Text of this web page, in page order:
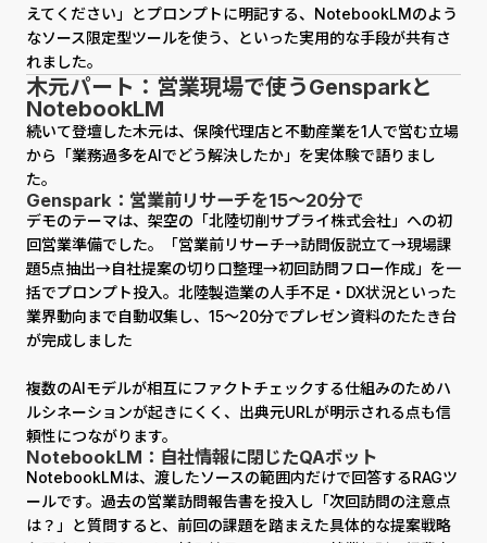
えてください」とプロンプトに明記する、NotebookLMのよう
なソース限定型ツールを使う、といった実用的な手段が共有さ
れました。
木元パート：営業現場で使うGensparkと
NotebookLM
続いて登壇した木元は、保険代理店と不動産業を1人で営む立場
から「業務過多をAIでどう解決したか」を実体験で語りまし
た。
Genspark：営業前リサーチを15〜20分で
デモのテーマは、架空の「北陸切削サプライ株式会社」への初
回営業準備でした。「営業前リサーチ→訪問仮説立て→現場課
題5点抽出→自社提案の切り口整理→初回訪問フロー作成」を一
括でプロンプト投入。北陸製造業の人手不足・DX状況といった
業界動向まで自動収集し、15〜20分でプレゼン資料のたたき台
が完成しました
複数のAIモデルが相互にファクトチェックする仕組みのためハ
ルシネーションが起きにくく、出典元URLが明示される点も信
頼性につながります。
NotebookLM：自社情報に閉じたQAボット
NotebookLMは、渡したソースの範囲内だけで回答するRAGツ
ールです。過去の営業訪問報告書を投入し「次回訪問の注意点
は？」と質問すると、前回の課題を踏まえた具体的な提案戦略